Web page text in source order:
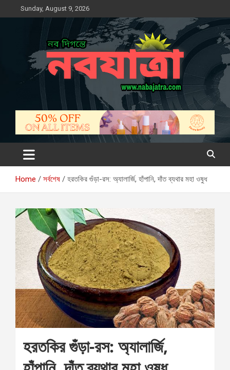
to
Sunday, August 9, 2026
নবযাত্রা
সম্ভাবনার নতুন দিগন্ত
Home সর্বশেষ হরতকির গুঁড়া-রস: অ্যালার্জি, হাঁপানি, দাঁত ব্যথার মহা ওষুধ
হরতকির গুঁড়া-রস: অ্যালার্জি,